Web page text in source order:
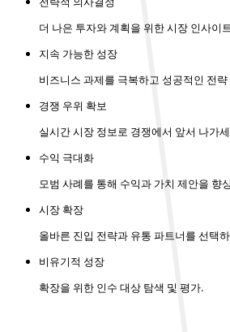
더 나은 투자와 계획을 위한 시장 인사이
지속 가능한 성장
비즈니스 과제를 극복하고 성공적인 전략
경쟁 우위 확보
실시간 시장 정보로 경쟁에서 앞서 나가
수익 극대화
모범 사례를 통해 수익과 가치 제안을 향
시장 확장
올바른 진입 전략과 유통 파트너를 선택
비유기적 성장
확장을 위한 인수 대상 탐색 및 평가.